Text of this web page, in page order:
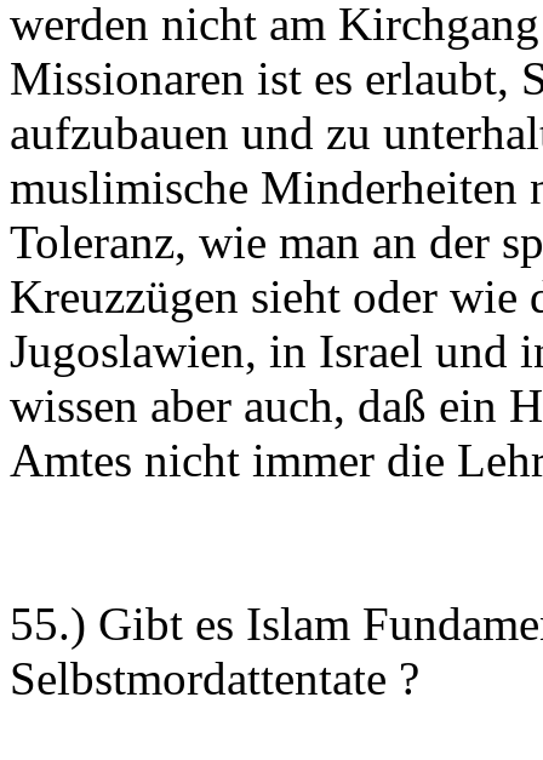
werden nicht am
Missionaren ist es erlaubt,
aufzubauen und zu
muslimische Minderheiten
Toleranz, wie man an der
Kreuzzügen sieht oder wie
Jugoslawien, in Israel und
wissen aber auch, daß ein
Amtes nicht immer die
55.) Gibt es Islam
Selbstmordattentate ?